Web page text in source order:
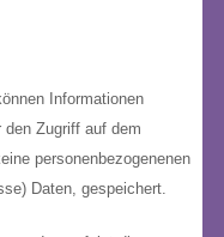
Informationen
Zugriff auf dem
personenbezogenenen
Daten, gespeichert.